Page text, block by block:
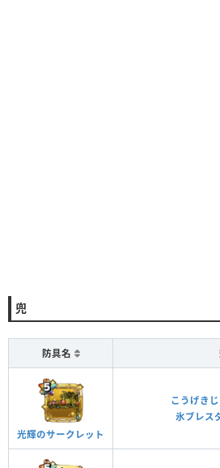
兜
防具名
光輝のサークレット
こうげき
氷ブレス